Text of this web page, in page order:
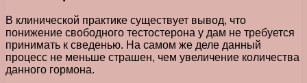
В клинической практике существует вывод, что
понижение свободного тестостерона у дам не требуется
принимать к сведенью. На самом же деле данный
процесс не меньше страшен, чем увеличение количества
данного гормона.